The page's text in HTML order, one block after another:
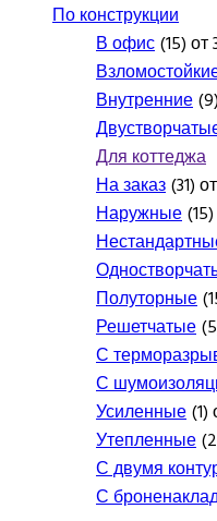
По конструкции
В офис(15) от
Внутренние
Для коттеджа
На заказ(31)
Наружные
Полуторные
Решетчатые
С
С
Усиленные(1)
Утепленные
С двумя
С